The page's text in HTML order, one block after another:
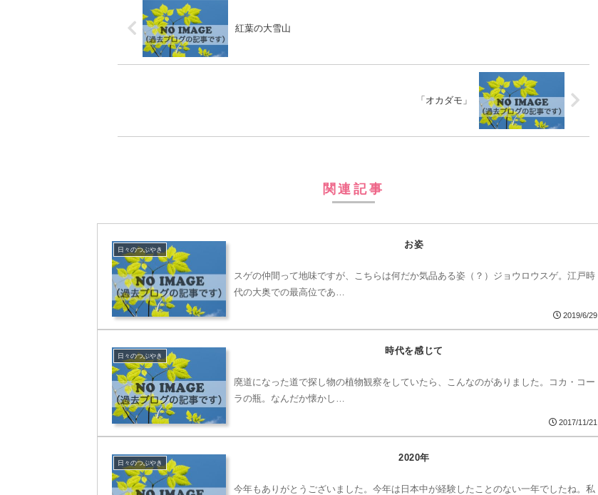
紅葉の大雪山
「オカダモ」
関連記事
日々のつぶやき
お姿
スゲの仲間って地味ですが、こちらは何だか気品ある姿（？）ジョウロウスゲ。江戸時
代の大奥での最高位であ…
2019/6/29
日々のつぶやき
時代を感じて
廃道になった道で探し物の植物観察をしていたら、こんなのがありました。コカ・コー
ラの瓶。なんだか懐かし…
2017/11/21
日々のつぶやき
2020年
今年もありがとうございました。今年は日本中が経験したことのない一年でしたね。私